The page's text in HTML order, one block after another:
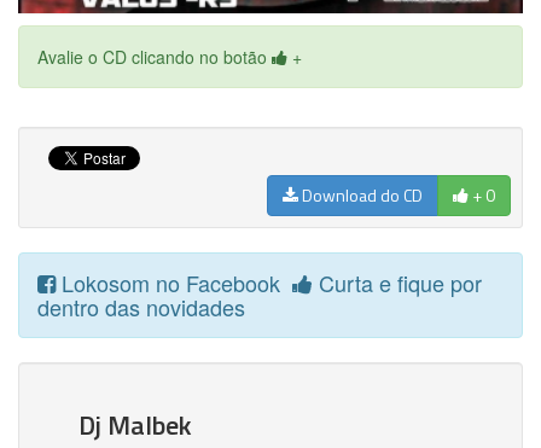
Avalie o CD clicando no botão +
Download do CD + 0
Lokosom no Facebook Curta e fique por
dentro das novidades
Dj Malbek